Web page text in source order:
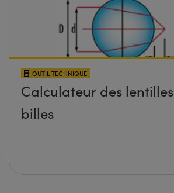
OUTIL TECHNIQUE
Calculateur des lentilles
billes